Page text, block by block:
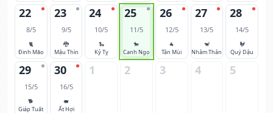
22
8/5
🐈
Đinh Mão
23
9/5
🐉
Mậu Thìn
24
10/5
🐍
Kỷ Tỵ
25
11/5
🐎
Canh Ngọ
26
12/5
🐐
Tân Mùi
27
13/5
🐒
Nhâm Thân
28
14/5
🐓
Quý Dậu
29
15/5
🐕
Giáp Tuất
30
16/5
🐖
Ất Hợi
1 2 3 4 5